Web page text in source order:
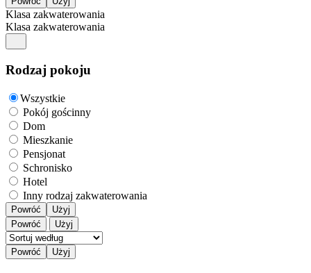
Klasa zakwaterowania
Klasa zakwaterowania
Rodzaj pokoju
Wszystkie
Pokój gościnny
Dom
Mieszkanie
Pensjonat
Schronisko
Hotel
Inny rodzaj zakwaterowania
Powróć
Użyj
Powróć
Użyj